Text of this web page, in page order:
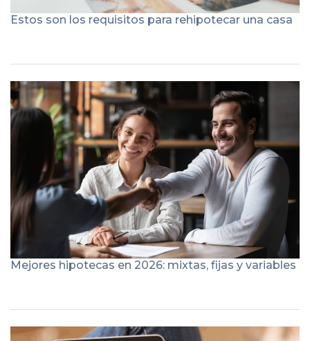
Estos son los requisitos para rehipotecar una casa
Mejores hipotecas en 2026: mixtas, fijas y variables